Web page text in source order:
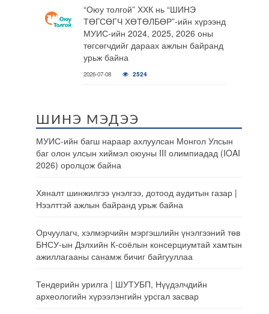
“Оюу толгой” ХХК нь “ШИНЭ
ТӨГСӨГЧ ХӨТӨЛБӨР”-ийн хүрээнд
МУИС-ийн 2024, 2025, 2026 оны
төгсөгчдийг дараах ажлын байранд
урьж байна
2026-07-08 2524
ШИНЭ МЭДЭЭ
МУИС-ийн багш нараар ахлуулсан Монгол Улсын
баг олон улсын хиймэл оюуны III олимпиадад (IOAI
2026) оролцож байна
Хяналт шинжилгээ үнэлгээ, дотоод аудитын газар |
Нээлттэй ажлын байранд урьж байна
Орчуулагч, хэлмэрчийн мэргэшлийн үнэлгээний төв
БНСУ-ын Дэлхийн К-соёлын консерциумтай хамтын
ажиллагааны санамж бичиг байгууллаа
Тендерийн урилга | ШУТУБП, Нүүдэлчдийн
археологийн хүрээлэнгийн урсгал засвар